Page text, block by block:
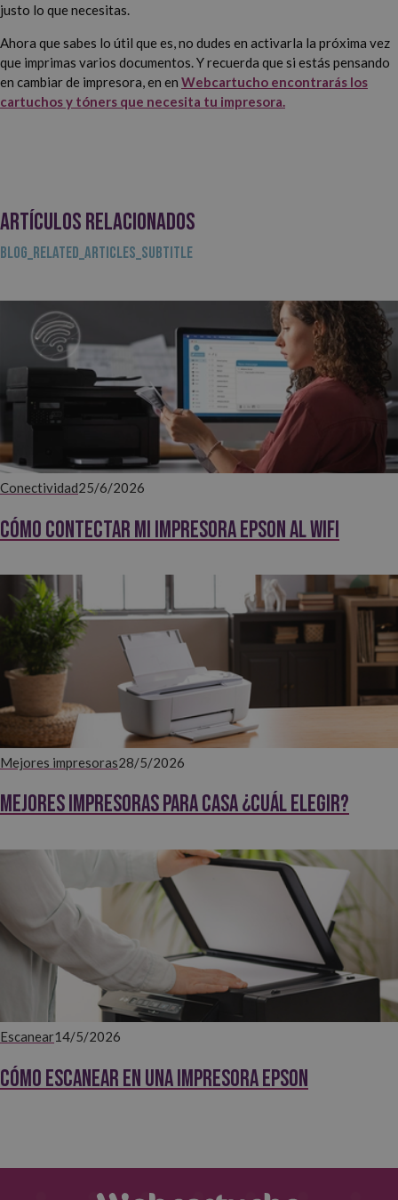
justo lo que necesitas.
Ahora que sabes lo útil que es, no dudes en activarla la próxima vez
que imprimas varios documentos. Y recuerda que si estás pensando
en cambiar de impresora, en en Webcartucho encontrarás los
cartuchos y tóners que necesita tu impresora.
ARTÍCULOS RELACIONADOS
BLOG_RELATED_ARTICLES_SUBTITLE
Conectividad25/6/2026
Cómo contectar mi impresora EPSON al WiFi
Mejores impresoras28/5/2026
Mejores impresoras para casa ¿Cuál elegir?
Escanear14/5/2026
Cómo escanear en una impresora Epson